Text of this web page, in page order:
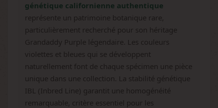
génétique californienne authentique
représente un patrimoine botanique rare,
particulièrement recherché pour son héritage
Grandaddy Purple légendaire. Les couleurs
violettes et bleues qui se développent
naturellement font de chaque spécimen une pièce
unique dans une collection. La stabilité génétique
IBL (Inbred Line) garantit une homogénéité
remarquable, critère essentiel pour les